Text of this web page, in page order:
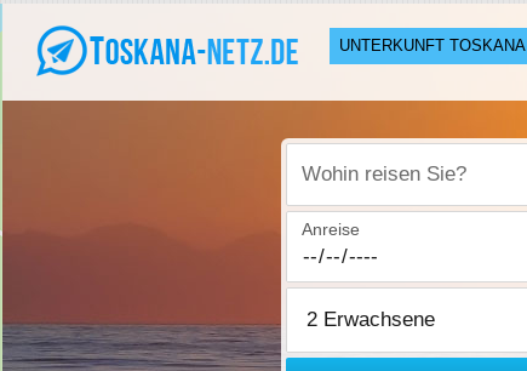
UNTERKUNFT TOSKANA
Wohin reisen Sie?
Anreise